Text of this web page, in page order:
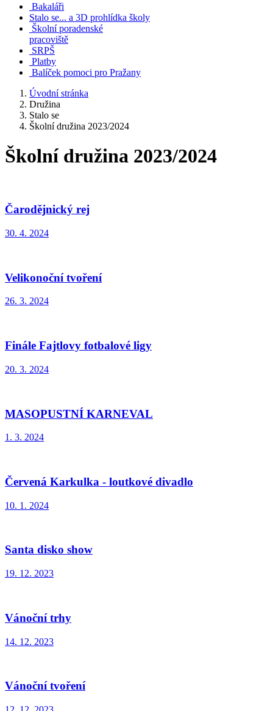
Bakaláři
Stalo se... a 3D prohlídka školy
Školní poradenské
pracoviště
SRPŠ
Platby
Balíček pomoci pro Pražany
Úvodní stránka
Družina
Stalo se
Školní družina 2023/2024
Školní družina 2023/2024
Čarodějnický rej
30. 4. 2024
Velikonoční tvoření
26. 3. 2024
Finále Fajtlovy fotbalové ligy
20. 3. 2024
MASOPUSTNÍ KARNEVAL
1. 3. 2024
Červená Karkulka - loutkové divadlo
10. 1. 2024
Santa disko show
19. 12. 2023
Vánoční trhy
14. 12. 2023
Vánoční tvoření